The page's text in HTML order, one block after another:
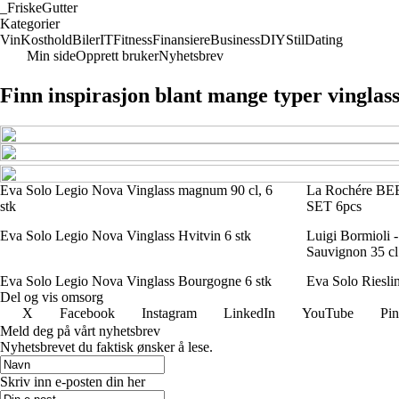
FriskeGutter
Kategorier
VinKostholdBilerITFitnessFinansiereBusinessDIYStilDating
Min sideOpprett brukerNyhetsbrev
Finn inspirasjon blant mange typer vinglass
Eva Solo Legio Nova Vinglass magnum 90 cl, 6
stk
La Rochére
SET 6pcs
Eva Solo Legio Nova Vinglass Hvitvin 6 stk
Luigi Bormioli -
Sauvignon 35
Eva Solo Legio Nova Vinglass Bourgogne 6 stk
Eva Solo
Del og vis omsorg
X
Facebook Instagram LinkedIn YouTube
Meld deg på vårt nyhetsbrev
Nyhetsbrevet du faktisk ønsker å lese.
Skriv inn e-posten din her